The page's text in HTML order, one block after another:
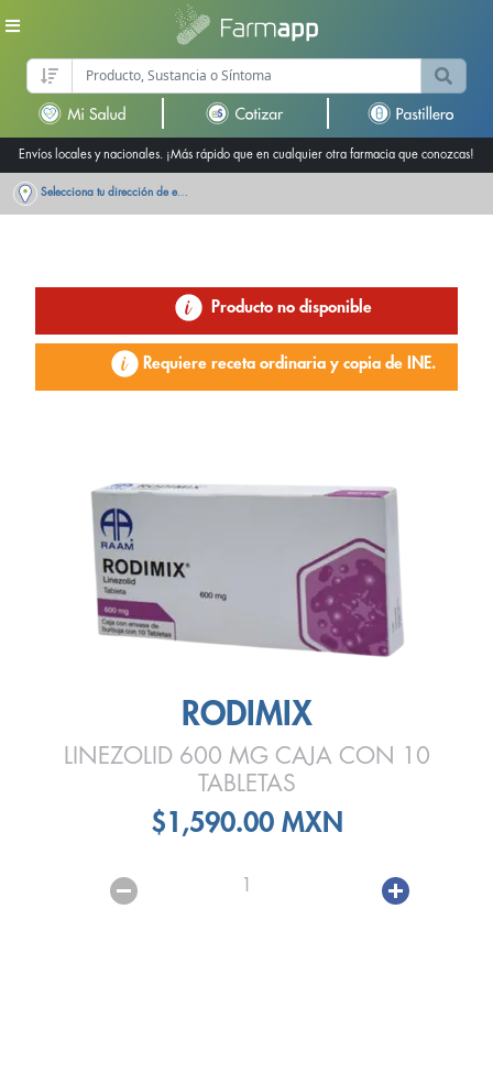
Envíos locales y nacionales. ¡Más rápido que en cualquier otra farmacia que conozcas!
Selecciona tu dirección de entrega
Producto no disponible
Requiere receta ordinaria y copia de INE.
RODIMIX
LINEZOLID 600 MG CAJA CON 10
TABLETAS
$1,590.00 MXN
1